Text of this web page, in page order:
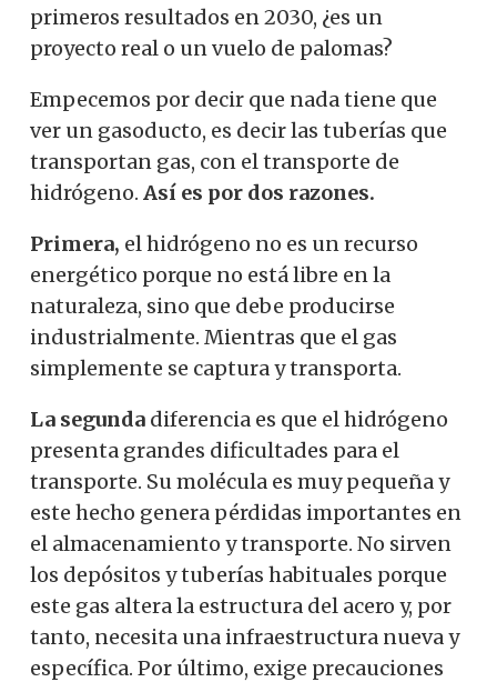
primeros resultados en 2030, ¿es un
proyecto real o un vuelo de palomas?
Empecemos por decir que nada tiene que
ver un gasoducto, es decir las tuberías que
transportan gas, con el transporte de
hidrógeno. Así es por dos razones.
Primera, el hidrógeno no es un recurso
energético porque no está libre en la
naturaleza, sino que debe producirse
industrialmente. Mientras que el gas
simplemente se captura y transporta.
La segunda diferencia es que el hidrógeno
presenta grandes dificultades para el
transporte. Su molécula es muy pequeña y
este hecho genera pérdidas importantes en
el almacenamiento y transporte. No sirven
los depósitos y tuberías habituales porque
este gas altera la estructura del acero y, por
tanto, necesita una infraestructura nueva y
específica. Por último, exige precauciones